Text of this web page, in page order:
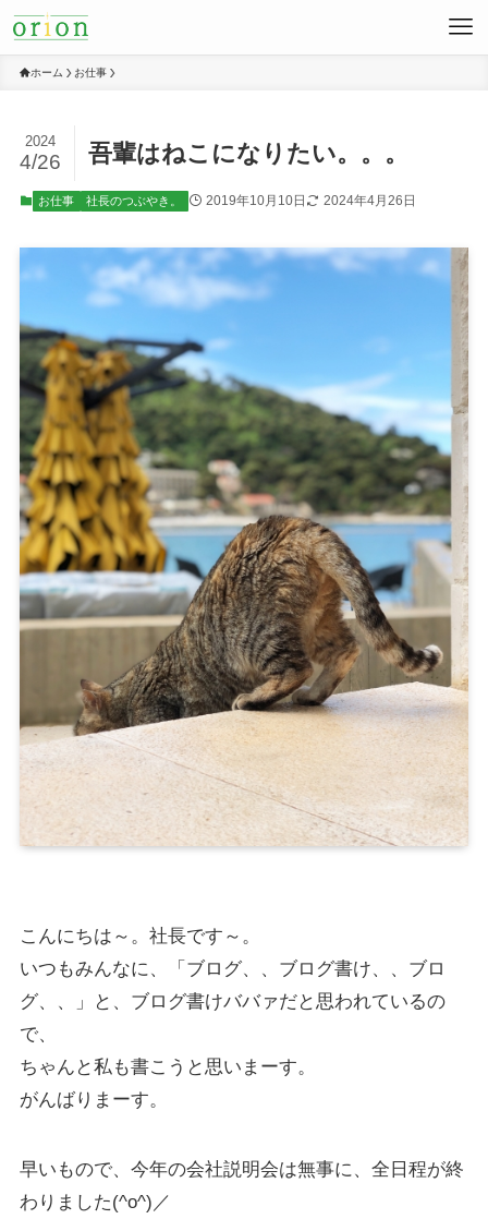
ホーム お仕事
吾輩はねこになりたい。。。
2024
4/26
お仕事 社長のつぶやき。 2019年10月10日 2024年4月26日
こんにちは～。社長です～。
いつもみんなに、「ブログ、、ブログ書け、、ブロ
グ、、」と、ブログ書けババァだと思われているの
で、
ちゃんと私も書こうと思いまーす。
がんばりまーす。
早いもので、今年の会社説明会は無事に、全日程が終
わりました(^o^)／